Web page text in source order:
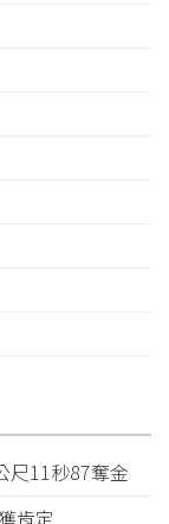
11秒87奪金
肯定